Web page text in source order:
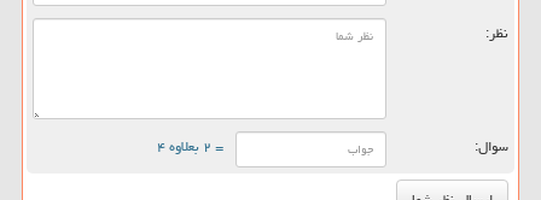
نظر:
سوال: = ۲ بعلاوه ۴